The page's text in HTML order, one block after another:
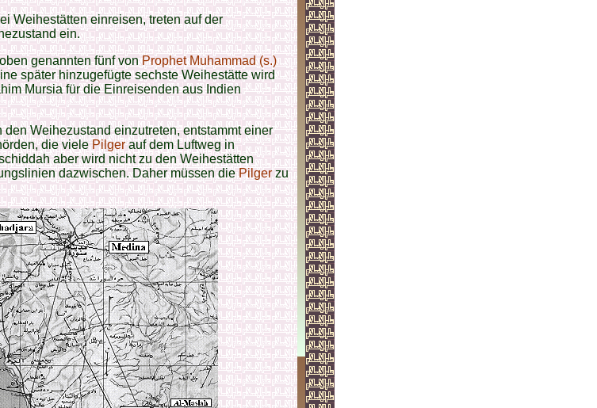
Weihestätten einreisen, treten auf der
ein.
genannten fünf vonProphet Muhammad (s.)
später hinzugefügte sechste Weihestätte wird
Mursia für die Einreisenden aus Indien
Weihezustand einzutreten, entstammt einer
die vielePilgerauf dem Luftweg in
aber wird nicht zu den Weihestätten
dazwischen. Daher müssen diePilgerzu